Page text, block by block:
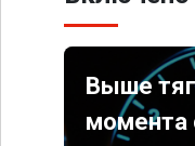
Выше
момента